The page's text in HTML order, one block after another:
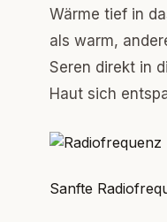
Wärme tief in
als warm,
Seren direkt in
Haut sich
Sanfte